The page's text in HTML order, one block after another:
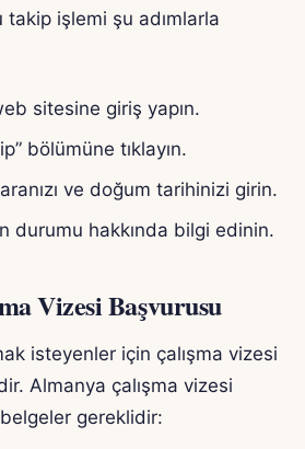
işlemi şu adımlarla
sitesine giriş yapın.
bölümüne tıklayın.
ve doğum tarihinizi girin.
durumu hakkında bilgi edinin.
Vizesi Başvurusu
isteyenler için çalışma vizesi
Almanya çalışma vizesi
gereklidir: